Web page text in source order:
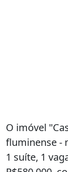
O imóvel
fluminense -
1 suíte, 1